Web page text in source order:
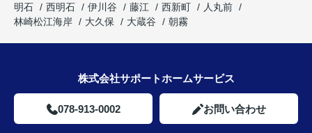
明石
西明石 伊川谷 藤江 西新町
人丸前
林崎松江海岸
大久保 大蔵谷 朝霧
株式会社サポートホームサービス
078-913-0002 お問い合わせ